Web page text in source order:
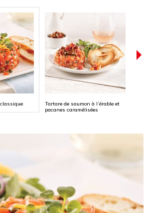
Tartare de saumon à l’érable et
pacanes caramélisées